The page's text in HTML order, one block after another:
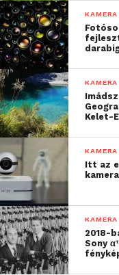
áramforrás
megfelelő
a
telepítést,
távolsági
A csúcsminőségű
segítségével a
megbízható
körülmények
vagy egyéb
KAMERA
KAMERA
Kelet-
KAMERA
Itt az
KAMERA
2018-
Sony